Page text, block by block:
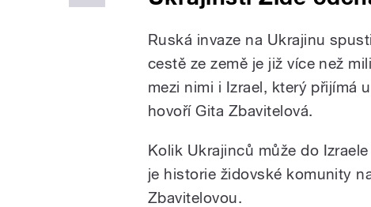
Ruská invaze na Ukrajinu
cestě ze země je již více než
mezi nimi i Izrael, který přijímá
hovoří Gita Zbavitelová.
Kolik Ukrajinců může do
je historie židovské komunity
Zbavitelovou.